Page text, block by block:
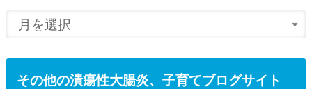
その他の潰瘍性大腸炎、子育てブログサイト